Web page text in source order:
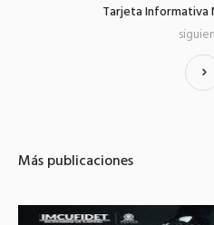
Tarjeta Informativa
Más publicaciones